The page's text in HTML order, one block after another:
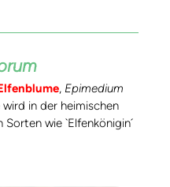
, Epimedium
in der heimischen
wie `Elfenkönigin´